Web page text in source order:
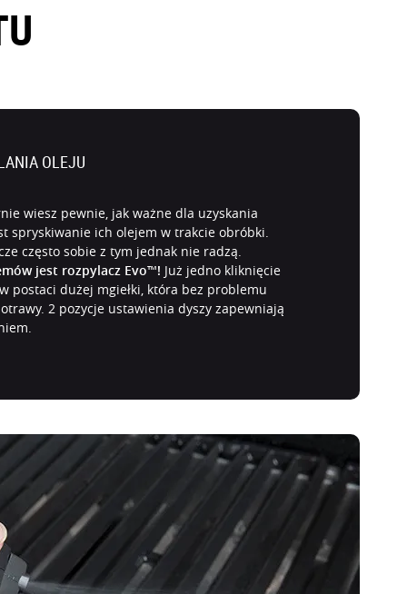
OLEJU
wiesz pewnie, jak ważne dla uzyskania
spryskiwanie ich olejem w trakcie obróbki.
często sobie z tym jednak nie radzą.
jest rozpylacz Evo™! Już jedno kliknięcie
postaci dużej mgiełki, która bez problemu
2 pozycje ustawienia dyszy zapewniają